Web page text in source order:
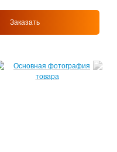
Заказать